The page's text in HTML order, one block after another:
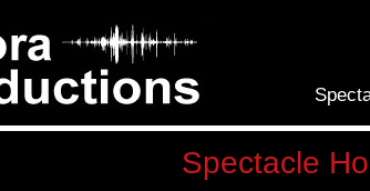
Spectacle